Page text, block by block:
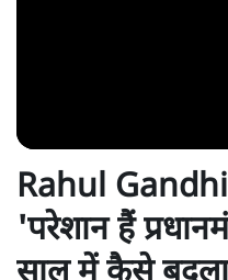
Rahul
'परेशान हैं